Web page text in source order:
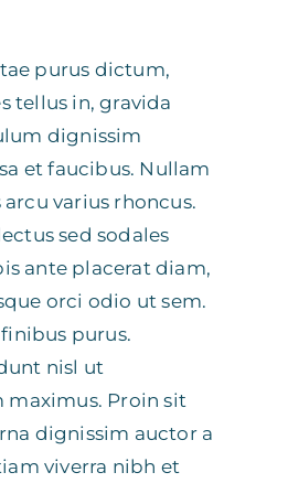
purus dictum,
tellus in, gravida
dignissim
et faucibus. Nullam
varius rhoncus.
sed sodales
ante placerat diam,
orci odio ut sem.
purus.
nisl ut
Proin sit
dignissim auctor a
viverra nibh et